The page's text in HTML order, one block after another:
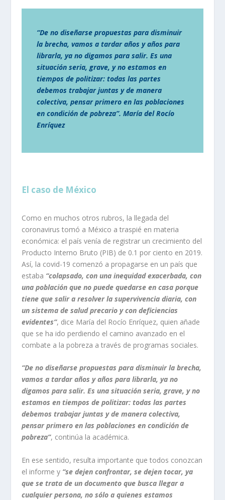
“De no diseñarse propuestas para disminuir
la brecha, vamos a tardar años y años para
librarla, ya no digamos para salir. Es una
situación seria, grave, y no estamos en
tiempos de politizar: todas las partes
debemos trabajar juntas y de manera
colectiva, pensar primero en las poblaciones
en condición de pobreza”. María del Rocío
Enríquez
El caso de México
Como en muchos otros rubros, la llegada del
coronavirus tomó a México a traspié en materia
económica: el país venía de registrar un crecimiento del
Producto Interno Bruto (PIB) de 0.1 por ciento en 2019.
Así, la covid-19 comenzó a propagarse en un país que
estaba “colapsado, con una inequidad exacerbada, con
una población que no puede quedarse en casa porque
tiene que salir a resolver la supervivencia diaria, con
un sistema de salud precario y con deficiencias
evidentes”, dice María del Rocío Enríquez, quien añade
que se ha ido perdiendo el camino avanzado en el
combate a la pobreza a través de programas sociales.
“De no diseñarse propuestas para disminuir la brecha,
vamos a tardar años y años para librarla, ya no
digamos para salir. Es una situación seria, grave, y no
estamos en tiempos de politizar: todas las partes
debemos trabajar juntas y de manera colectiva,
pensar primero en las poblaciones en condición de
pobreza”, continúa la académica.
En ese sentido, resulta importante que todos conozcan
el informe y “se dejen confrontar, se dejen tocar, ya
que se trata de un documento que busca llegar a
cualquier persona, no sólo a quienes estamos